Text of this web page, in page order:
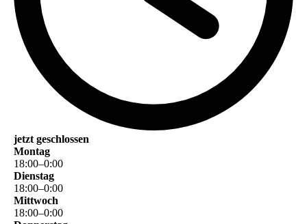
jetzt geschlossen
Montag
18:00–0:00
Dienstag
18:00–0:00
Mittwoch
18:00–0:00